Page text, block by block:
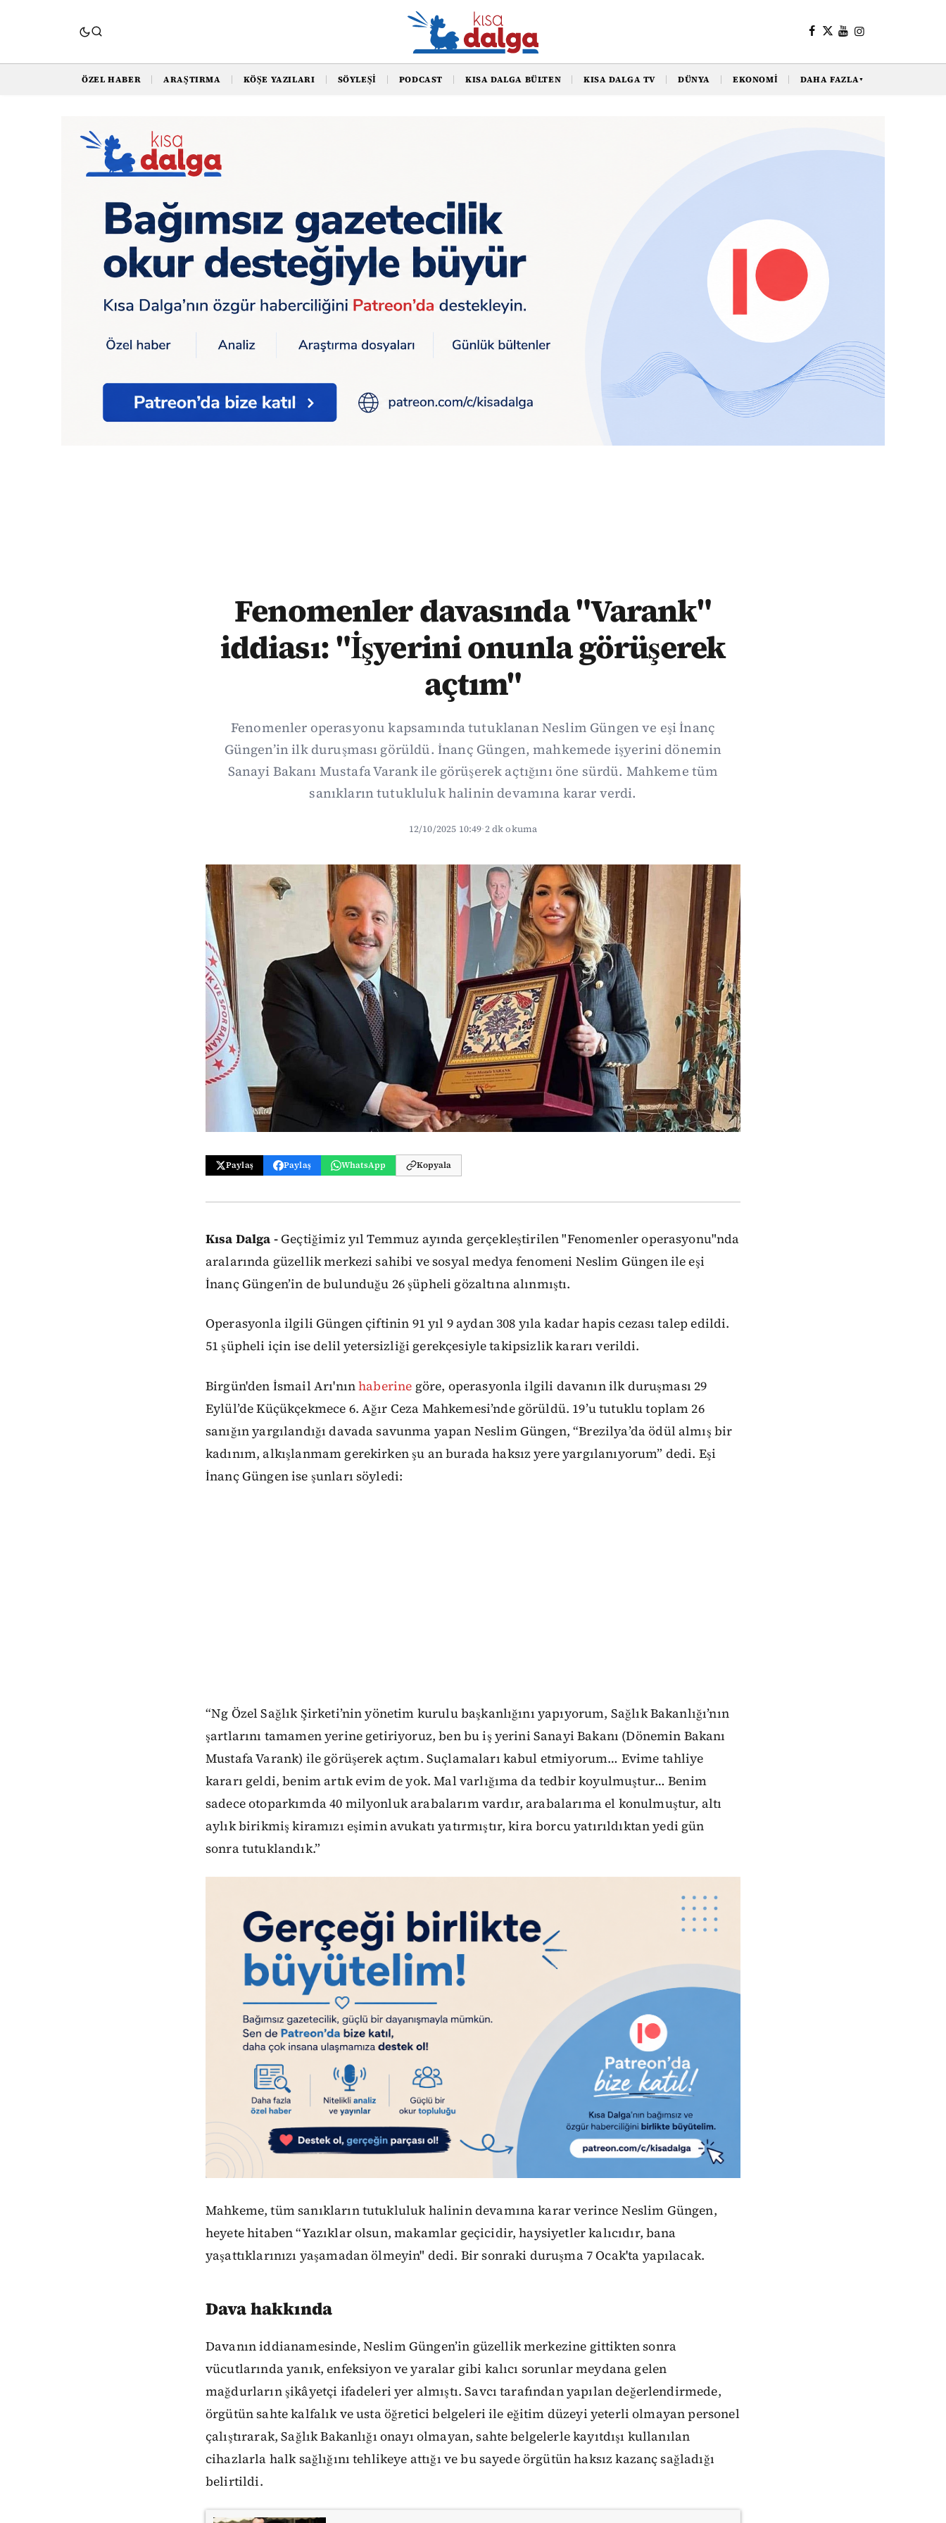
ÖZEL HABER ARAŞTIRMA KÖŞE YAZILARI SÖYLEŞI PODCAST KISA DALGA BÜLTEN KISA DALGA TV DÜNYA EKONOMI DAHA FAZLA▼
Fenomenler davasında "Varank"
iddiası: "İşyerini onunla görüşerek
açtım"
Fenomenler operasyonu kapsamında tutuklanan Neslim Güngen ve eşi İnanç
Güngen’in ilk duruşması görüldü. İnanç Güngen, mahkemede işyerini dönemin
Sanayi Bakanı Mustafa Varank ile görüşerek açtığını öne sürdü. Mahkeme tüm
sanıkların tutukluluk halinin devamına karar verdi.
12/10/2025 10:49·2 dk okuma
Paylaş Paylaş WhatsApp Kopyala
Kısa Dalga -Geçtiğimiz yıl Temmuz ayında gerçekleştirilen "Fenomenler operasyonu"nda
aralarında güzellik merkezi sahibi ve sosyal medya fenomeni Neslim Güngen ile eşi
İnanç Güngen’in de bulunduğu 26 şüpheli gözaltına alınmıştı.
Operasyonla ilgili Güngen çiftinin 91 yıl 9 aydan 308 yıla kadar hapis cezası talep edildi.
51 şüpheli için ise delil yetersizliği gerekçesiyle takipsizlik kararı verildi.
Birgün'den İsmail Arı'nınhaberine göre, operasyonla ilgili davanın ilk duruşması 29
Eylül’de Küçükçekmece 6. Ağır Ceza Mahkemesi’nde görüldü. 19’u tutuklu toplam 26
sanığın yargılandığı davada savunma yapan Neslim Güngen, “Brezilya’da ödül almış bir
kadınım, alkışlanmam gerekirken şu an burada haksız yere yargılanıyorum” dedi. Eşi
İnanç Güngen ise şunları söyledi:
“Ng Özel Sağlık Şirketi’nin yönetim kurulu başkanlığını yapıyorum, Sağlık Bakanlığı’nın
şartlarını tamamen yerine getiriyoruz, ben bu iş yerini Sanayi Bakanı (Dönemin Bakanı
Mustafa Varank) ile görüşerek açtım. Suçlamaları kabul etmiyorum… Evime tahliye
kararı geldi, benim artık evim de yok. Mal varlığıma da tedbir koyulmuştur… Benim
sadece otoparkımda 40 milyonluk arabalarım vardır, arabalarıma el konulmuştur, altı
aylık birikmiş kiramızı eşimin avukatı yatırmıştır, kira borcu yatırıldıktan yedi gün
sonra tutuklandık.”
Mahkeme, tüm sanıkların tutukluluk halinin devamına karar verince Neslim Güngen,
heyete hitaben “Yazıklar olsun, makamlar geçicidir, haysiyetler kalıcıdır, bana
yaşattıklarınızı yaşamadan ölmeyin" dedi. Bir sonraki duruşma 7 Ocak'ta yapılacak.
Dava hakkında
Davanın iddianamesinde, Neslim Güngen’in güzellik merkezine gittikten sonra
vücutlarında yanık, enfeksiyon ve yaralar gibi kalıcı sorunlar meydana gelen
mağdurların şikâyetçi ifadeleri yer almıştı. Savcı tarafından yapılan değerlendirmede,
örgütün sahte kalfalık ve usta öğretici belgeleri ile eğitim düzeyi yeterli olmayan personel
çalıştırarak, Sağlık Bakanlığı onayı olmayan, sahte belgelerle kayıtdışı kullanılan
cihazlarla halk sağlığını tehlikeye attığı ve bu sayede örgütün haksız kazanç sağladığı
belirtildi.